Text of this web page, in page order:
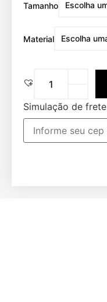
Tamanho
Material
Simulação de frete